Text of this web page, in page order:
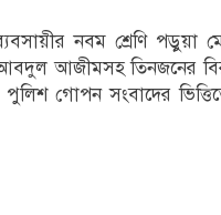
নবম শ্রেণি
আবদুল আজীমসহ তিনজনের
গোপন সংবাদের